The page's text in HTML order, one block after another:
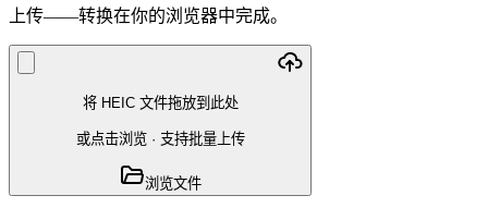
上传——转换在你的浏览器中完成。
将 HEIC 文件拖放到此处
或点击浏览· 支持批量上传
浏览文件